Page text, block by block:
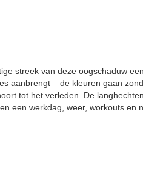
streek van deze oogschaduw een
aanbrengt – de kleuren gaan
tot het verleden. De
een werkdag, weer, workouts en